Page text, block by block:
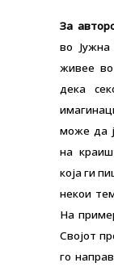
За
во
живее во
дека
може да
на
која ги
некои
На
Својот
го